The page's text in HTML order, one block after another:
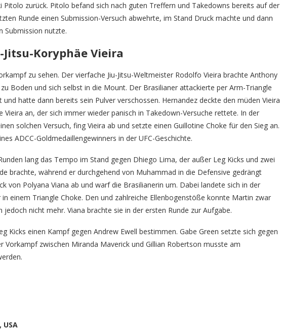
zurück. Pitolo befand sich nach guten Treffern und Takedowns bereits auf der
Runde einen Submission-Versuch abwehrte, im Stand Druck machte und dann
Submission nutzte.
Koryphäe Vieira
zu sehen. Der vierfache Jiu-Jitsu-Weltmeister Rodolfo Vieira brachte Anthony
Boden und sich selbst in die Mount. Der Brasilianer attackierte per Arm-Triangle
hatte dann bereits sein Pulver verschossen. Hernandez deckte den müden Vieira
an, der sich immer wieder panisch in Takedown-Versuche rettete. In der
solchen Versuch, fing Vieira ab und setzte einen Guillotine Choke für den Sieg an.
ADCC-Goldmedaillengewinners in der UFC-Geschichte.
lang das Tempo im Stand gegen Dhiego Lima, der außer Leg Kicks und zwei
brachte, während er durchgehend von Muhammad in die Defensive gedrängt
von Polyana Viana ab und warf die Brasilianerin um. Dabei landete sich in der
einem Triangle Choke. Den und zahlreiche Ellenbogenstöße konnte Martin zwar
nicht mehr. Viana brachte sie in der ersten Runde zur Aufgabe.
Kicks einen Kampf gegen Andrew Ewell bestimmen. Gabe Green setzte sich gegen
Vorkampf zwischen Miranda Maverick und Gillian Robertson musste am
USA